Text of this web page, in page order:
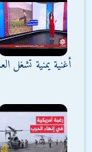
أغنية يمنية تشغل